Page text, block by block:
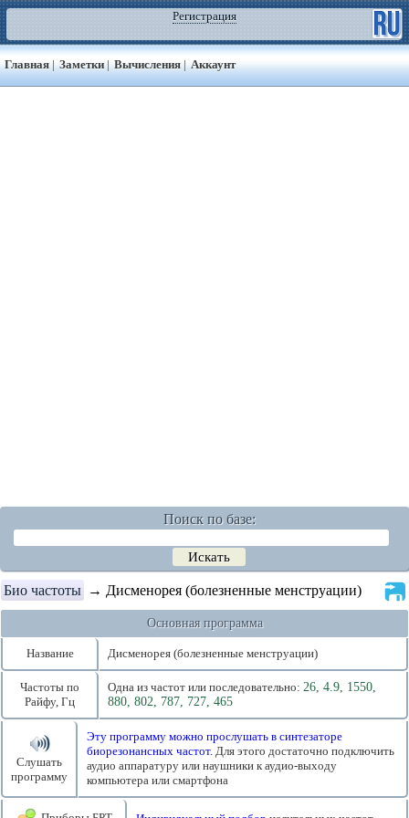
Регистрация
Главная | Заметки | Вычисления | Аккаунт
Поиск по базе:
Био частоты → Дисменорея (болезненные менструации)
Основная программа
Название Дисменорея (болезненные менструации)
Частоты по
Райфу, Гц
Одна из частот или последовательно: 26, 4.9, 1550,
880, 802, 787, 727, 465
Слушать
программу
Эту программу можно прослушать в синтезаторе
биорезонансных частот. Для этого достаточно подключить
аудио аппаратуру или наушники к аудио-выходу
компьютера или смартфона